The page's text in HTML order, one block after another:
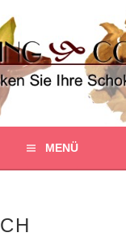
IHRE
MENÜ